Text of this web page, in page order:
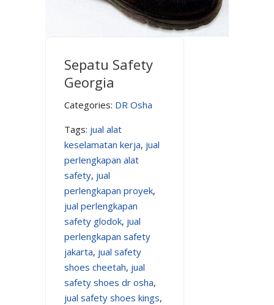
Sepatu Safety
Georgia
Categories: DR Osha
Tags: jual alat
keselamatan kerja, jual
perlengkapan alat
safety, jual
perlengkapan proyek,
jual perlengkapan
safety glodok, jual
perlengkapan safety
jakarta, jual safety
shoes cheetah, jual
safety shoes dr osha,
jual safety shoes kings,